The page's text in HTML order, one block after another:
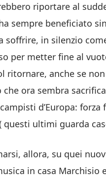
riportare al
sempre beneficiato
soffrire, in silenzio
per metter fine al
ritornare, anche se
ora sembra
d’Europa:
ultimi guarda
allora, su quei
in casa Marchisio